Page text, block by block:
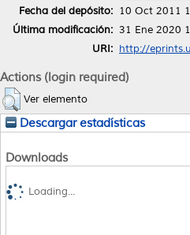
Fecha del depósito: 10 Oct 2011
Última modificación: 31 Ene 2020
URI: http://
Actions (login required)
Ver elemento
Descargar estadísticas
Downloads
Loading...